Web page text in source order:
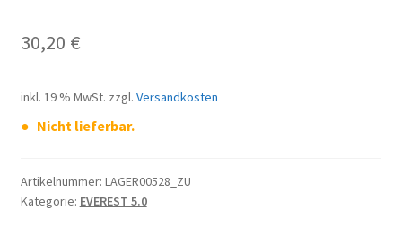
30,20 €
inkl. 19 % MwSt. zzgl. Versandkosten
Nicht lieferbar.
Artikelnummer: LAGER00528_ZU
Kategorie: EVEREST 5.0